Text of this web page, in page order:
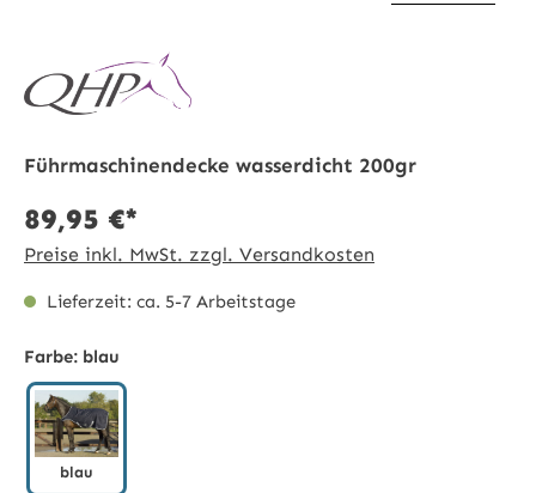
Führmaschinendecke wasserdicht 200gr
89,95 €*
Preise inkl. MwSt. zzgl. Versandkosten
Lieferzeit: ca. 5-7 Arbeitstage
Farbe: blau
blau